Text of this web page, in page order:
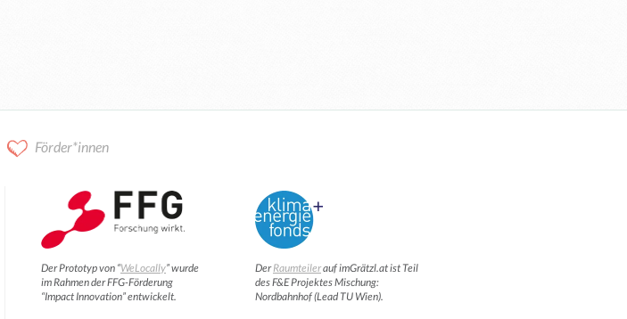
Förder*innen
Der Prototyp von “WeLocally” wurde
im Rahmen der FFG-Förderung
“Impact Innovation” entwickelt.
DerRaumteilerauf imGrätzl.at ist Teil
des F&E Projektes Mischung:
Nordbahnhof (Lead TU Wien).